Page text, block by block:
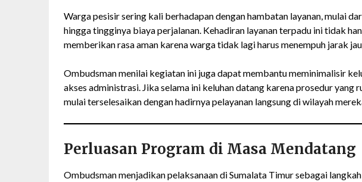
Warga pesisir sering kali berhadapan dengan hambatan layanan, mulai
hingga tingginya biaya perjalanan. Kehadiran layanan terpadu ini tidak
memberikan rasa aman karena warga tidak lagi harus menempuh jarak
Ombudsman menilai kegiatan ini juga dapat membantu meminimalisir
akses administrasi. Jika selama ini keluhan datang karena prosedur yang
mulai terselesaikan dengan hadirnya pelayanan langsung di wilayah
Perluasan Program di Masa Mendatang
Ombudsman menjadikan pelaksanaan di Sumalata Timur sebagai